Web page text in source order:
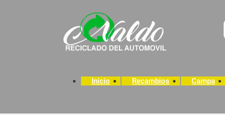
Inicio Recambios Campa